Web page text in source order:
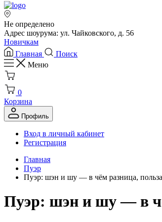
Не определено
Адрес шоурума: ул. Чайковского, д. 56
Новичкам
Главная
Поиск
Меню
0
Корзина
Профиль
Вход в личный кабинет
Регистрация
Главная
Пуэр
Пуэр: шэн и шу — в чём разница,
Пуэр: шэн и шу — в